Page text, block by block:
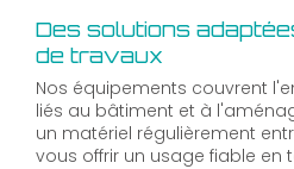
Des solutions
de travaux
Nos équipements couvrent
liés au bâtiment et à
un matériel régulièrement
vous offrir un usage fiable en